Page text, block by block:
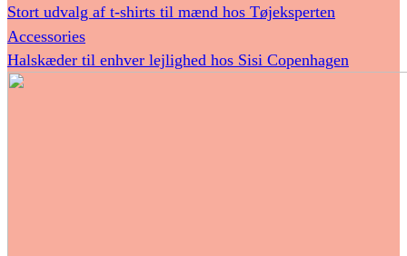
Stort udvalg af t-shirts til mænd hos Tøjeksperten
Accessories
Halskæder til enhver lejlighed hos Sisi Copenhagen